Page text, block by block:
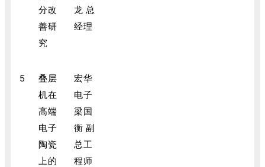
分改
善研
究
龙 总
经理
5
叠层
机在
高端
电子
陶瓷
上的
宏华
电子
梁国
衡 副
总工
程师